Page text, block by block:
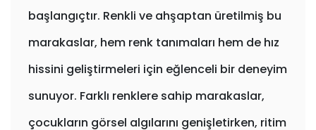
başlangıçtır. Renkli ve ahşaptan üretilmiş bu
marakaslar, hem renk tanımaları hem de hız
hissini geliştirmeleri için eğlenceli bir deneyim
sunuyor. Farklı renklere sahip marakaslar,
çocukların görsel algılarını genişletirken, ritim